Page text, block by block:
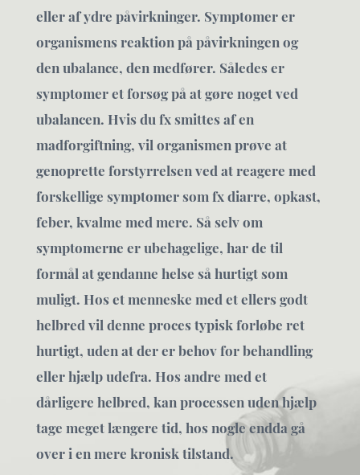
eller af ydre påvirkninger. Symptomer er
organismens reaktion på påvirkningen og
den ubalance, den medfører. Således er
symptomer et forsøg på at gøre noget ved
ubalancen. Hvis du fx smittes af en
madforgiftning, vil organismen prøve at
genoprette forstyrrelsen ved at reagere med
forskellige symptomer som fx diarre, opkast,
feber, kvalme med mere. Så selv om
symptomerne er ubehagelige, har de til
formål at gendanne helse så hurtigt som
muligt. Hos et menneske med et ellers godt
helbred vil denne proces typisk forløbe ret
hurtigt, uden at der er behov for behandling
eller hjælp udefra. Hos andre med et
dårligere helbred, kan processen uden hjælp
tage meget længere tid, hos nogle endda gå
over i en mere kronisk tilstand.